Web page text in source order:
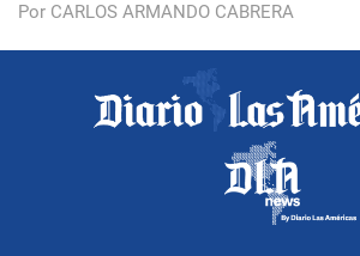
Por CARLOS ARMANDO CABRERA